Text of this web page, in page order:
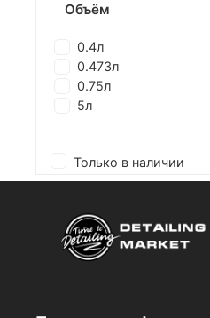
Объём
0.4л
0.473л
0.75л
5л
Только в наличии